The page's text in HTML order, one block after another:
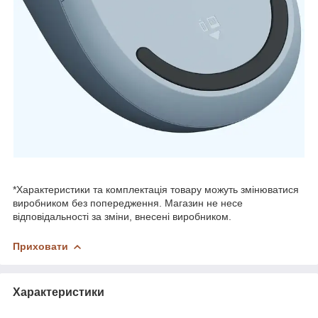
*Характеристики та комплектація товару можуть змінюватися
виробником без попередження. Магазин не несе
відповідальності за зміни, внесені виробником.
Приховати
Характеристики